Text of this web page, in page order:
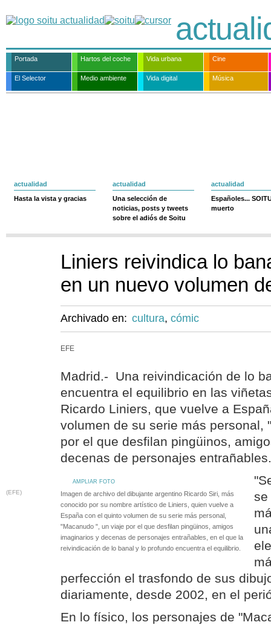
Portada Hartos del coche Vida urbana Cine
El Selector Medio ambiente Vida digital Música
actualidad
Hasta la vista y gracias
actualidad
Una selección de
noticias, posts y tweets
sobre el adiós de Soitu
actualidad
Españoles...
muerto
Liniers reivindica lo
en un nuevo volumen
Archivado en: cultura, cómic
EFE
Madrid.- Una reivindicación de lo
encuentra el equilibrio en las
Ricardo Liniers, que vuelve a
volumen de su serie más personal,
por el que desfilan pingüinos,
decenas de personajes entrañables.
AMPLIAR FOTO
(EFE)
Imagen de archivo del dibujante argentino Ricardo Siri, más
conocido por su nombre artístico de Liniers, quien vuelve a
España con el quinto volumen de su serie más personal,
"Macanudo ", un viaje por el que desfilan pingüinos, amigos
imaginarios y decenas de personajes entrañables, en el que la
reivindicación de lo banal y lo profundo encuentra el equilibrio.
se
perfección el trasfondo de sus
diariamente, desde 2002, en el
En lo físico, los personajes de